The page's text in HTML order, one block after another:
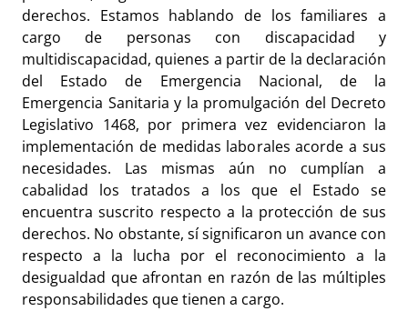
derechos. Estamos hablando de los familiares a
cargo de personas con discapacidad y
multidiscapacidad, quienes a partir de la declaración
del Estado de Emergencia Nacional, de la
Emergencia Sanitaria y la promulgación del Decreto
Legislativo 1468, por primera vez evidenciaron la
implementación de medidas laborales acorde a sus
necesidades. Las mismas aún no cumplían a
cabalidad los tratados a los que el Estado se
encuentra suscrito respecto a la protección de sus
derechos. No obstante, sí significaron un avance con
respecto a la lucha por el reconocimiento a la
desigualdad que afrontan en razón de las múltiples
responsabilidades que tienen a cargo.